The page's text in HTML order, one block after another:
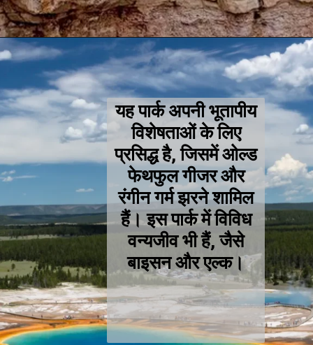
यह पार्क अपनी भूतापीय
विशेषताओं के लिए
प्रसिद्ध है, जिसमें ओल्ड
फेथफुल गीजर और
रंगीन गर्म झरने शामिल
हैं। इस पार्क में विविध
वन्यजीव भी हैं, जैसे
बाइसन और एल्क।